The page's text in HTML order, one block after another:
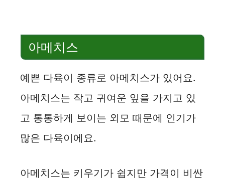
아메치스
예쁜 다육이 종류로 아메치스가 있어요.
아메치스는 작고 귀여운 잎을 가지고 있
고 통통하게 보이는 외모 때문에 인기가
많은 다육이에요.
아메치스는 키우기가 쉽지만 가격이 비싼